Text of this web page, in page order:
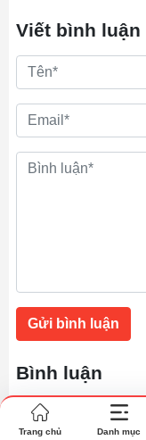
Viết bình luận
Gửi bình luận
Bình luận
Hiện tại bài viết
Trang chủ Danh mục